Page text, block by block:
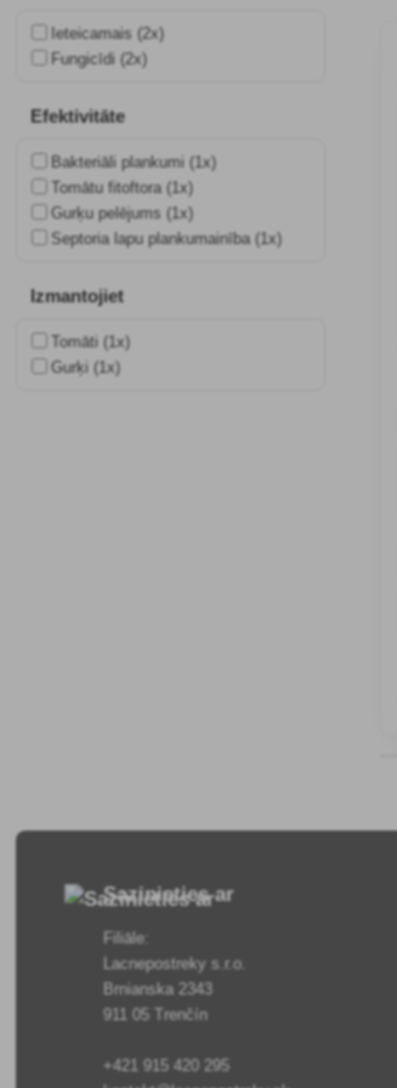
Ieteicamais (2x)
Fungicīdi (2x)
Efektivitāte
Bakteriāli plankumi (1x)
Tomātu fitoftora (1x)
Gurķu pelējums (1x)
Septoria lapu plankumainība (1x)
Izmantojiet
Tomāti (1x)
Gurķi (1x)
Sazinieties ar
Filiāle:
Lacnepostreky s.r.o.
Brnianska 2343
911 05 Trenčín
+421 915 420 295